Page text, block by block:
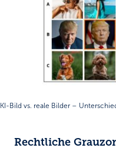
KI-Bild vs. reale Bilder –
Rechtliche